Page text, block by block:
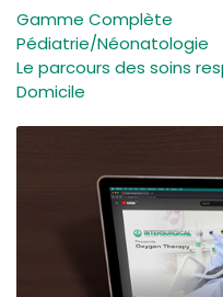
Gamme Complète
Pédiatrie/Néonatologie
Le parcours des soins
Domicile